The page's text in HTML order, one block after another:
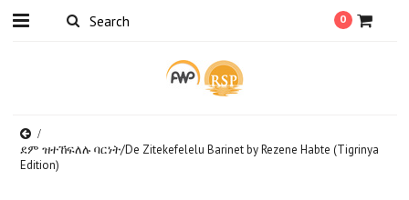
0
ደም ዝተኸፍለሉ ባርነት/De Zitekefelelu Barinet by Rezene Habte (Tigrinya
Edition)